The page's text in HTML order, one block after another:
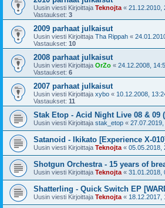
Uusin viesti Kirjoittaja Teknojta « 21.12.2010,
Vastaukset: 3
2009 parhaat julkaisut
Uusin viesti Kirjoittaja Tha Rippah «
Vastaukset: 10
2008 parhaat julkaisut
Uusin viesti Kirjoittaja OrZo « 24.12.2008,
Vastaukset: 6
2007 parhaat julkaisut
Uusin viesti Kirjoittaja xybo « 10.12.2008,
Vastaukset: 11
Stak Etop - Acid Night Live 08 & 09
Uusin viesti Kirjoittaja stak_etop «
Satanoid - Ikikato [Experience X-
Uusin viesti Kirjoittaja Teknojta « 05.05.2018,
Shotgun Orchestra - 15 years of
Uusin viesti Kirjoittaja Teknojta « 31.01.2018,
Shatterling - Quick Switch EP
Uusin viesti Kirjoittaja Teknojta « 18.12.2017,